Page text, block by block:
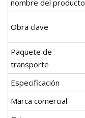
nombre del producto
Obra clave
Paquete de
transporte
Especificación
Marca comercial